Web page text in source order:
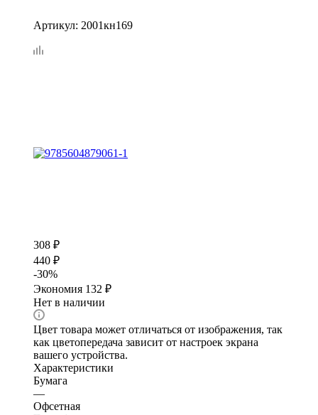
Артикул: 2001кн169
308 ₽
440 ₽
-30%
Экономия 132 ₽
Нет в наличии
Цвет товара может отличаться от изображения, так
как цветопередача зависит от настроек экрана
вашего устройства.
Характеристики
Бумага
—
Офсетная